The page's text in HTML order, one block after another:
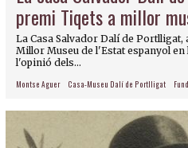
premi Tiqets a millor
La Casa Salvador Dalí de Portlligat,
Millor Museu de l'Estat espanyol
l'opinió dels...
Montse Aguer Casa-Museu Dalí de Portlligat